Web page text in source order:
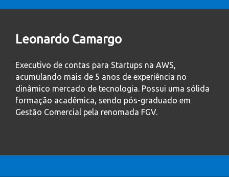
Leonardo Camargo
Executivo de contas para Startups na AWS,
acumulando mais de 5 anos de experiência no
dinâmico mercado de tecnologia. Possui uma sólida
formação acadêmica, sendo pós-graduado em
Gestão Comercial pela renomada FGV.